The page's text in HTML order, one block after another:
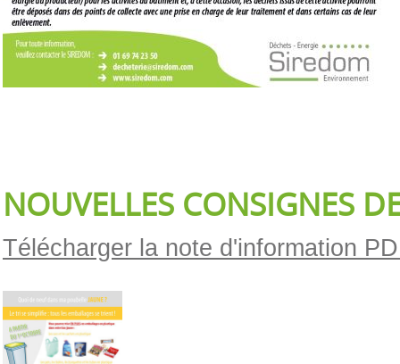
NOUVELLES CONSIGNES
Télécharger la note d'information